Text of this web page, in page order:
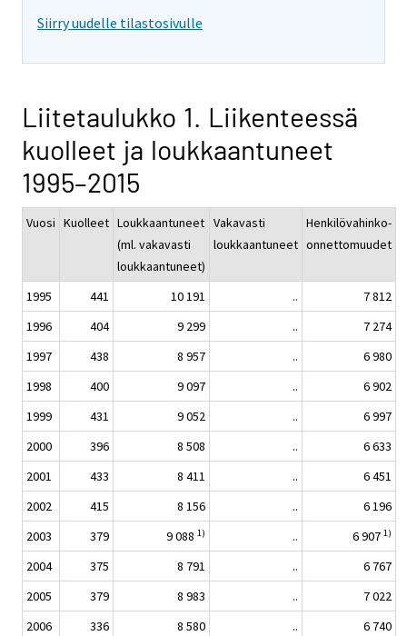
Siirry uudelle tilastosivulle
Liitetaulukko 1. Liikenteessä
kuolleet ja loukkaantuneet
1995–2015
Vuosi Kuolleet Loukkaantuneet
(ml. vakavasti
loukkaantuneet)
Vakavasti
loukkaantuneet
Henkilövahinko-
onnettomuudet
1995 441 10 191 ..
7 812
1996
404 9 299 ..
7 274
1997
438 8 957 ..
6 980
1998
400 9 097 ..
6 902
1999
431 9 052 ..
6 997
2000
396 8 508 ..
6 633
2001
433 8 411 ..
6 451
2002
415 8 156 ..
6 196
2003
379 9 088 1) .. 6 907 1)
2004 375 8 791 ..
6 767
2005
379 8 983 ..
7 022
2006
336 8 580 ..
6 740